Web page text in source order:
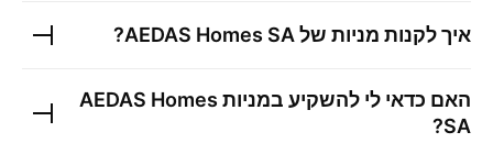
איך לקנות מניות של AEDAS Homes SA
?
האם כדאי לי להשקיע במניות AEDAS Homes
SA
?